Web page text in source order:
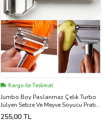
Kargo ile Teslimat
Jumbo Boy Paslanmaz Çelik Turbo
Jülyen Sebze Ve Meyve Soyucu Pratik
Soyacak Metal Sebze Soyacak 18cm
255,00 TL